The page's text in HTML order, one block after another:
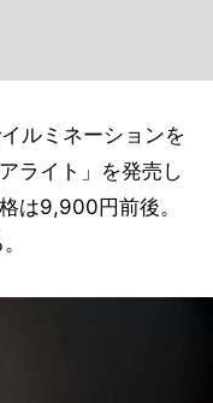
ルミネーションを
ライト」を発売し
は9,900円前後。